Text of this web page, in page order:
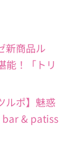
新商品ル
能！「トリ
ルポ】魅惑
bar & patiss